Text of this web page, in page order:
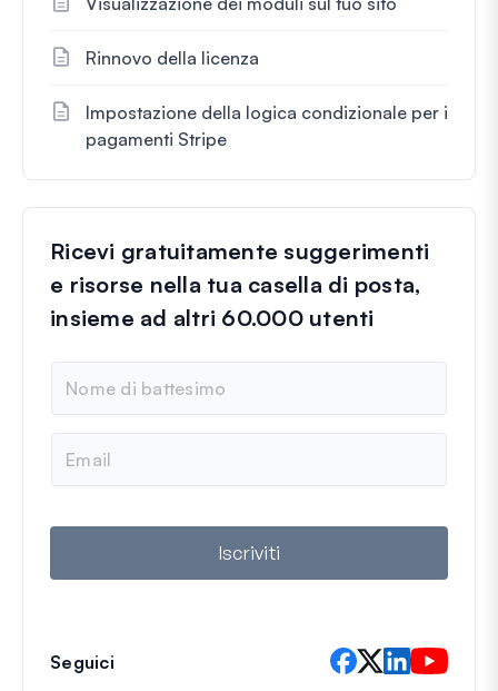
Rinnovo della licenza
Impostazione della logica condizionale per i
pagamenti Stripe
Ricevi gratuitamente suggerimenti
e risorse nella tua casella di posta,
insieme ad altri 60.000 utenti
m
e
a
l
Iscriviti
Seguici